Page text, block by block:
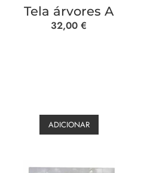
Tela árvores A
32,00€
ADICIONAR